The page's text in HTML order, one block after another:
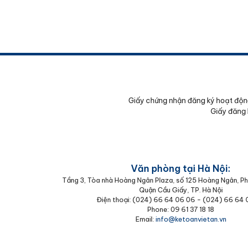
Giấy chứng nhận đăng ký hoạt
Giấy đăng
Văn phòng tại Hà Nội:
Tầng 3, Tòa nhà Hoàng Ngân Plaza, số 125 Hoàng Ngân,
Quận Cầu Giấy, TP. Hà Nội
Điện thoại: (024) 66 64 06 06 - (024) 66 64
Phone: 09 61 37 18 18
Email: info@ketoanvietan.vn